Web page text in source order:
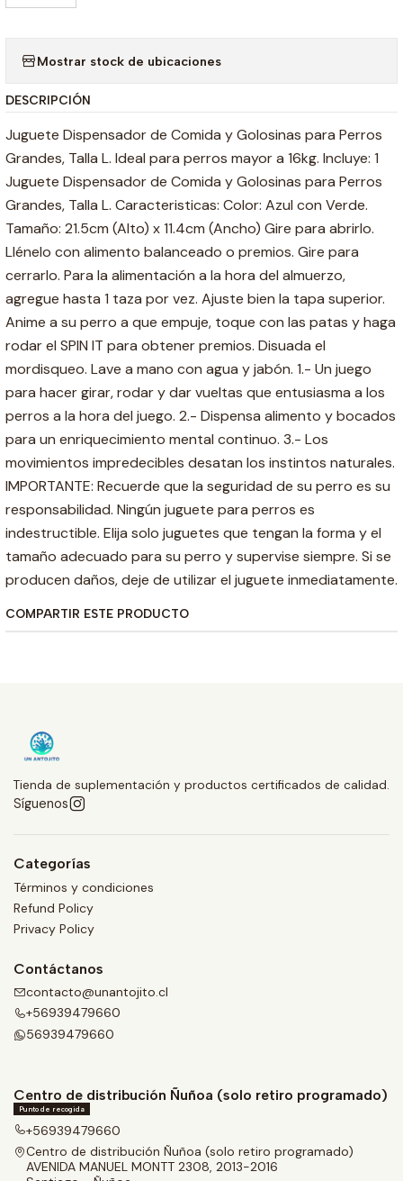
Mostrar stock de ubicaciones
DESCRIPCIÓN
Juguete Dispensador de Comida y Golosinas para Perros
Grandes, Talla L. Ideal para perros mayor a 16kg. Incluye: 1
Juguete Dispensador de Comida y Golosinas para Perros
Grandes, Talla L. Caracteristicas: Color: Azul con Verde.
Tamaño: 21.5cm (Alto) x 11.4cm (Ancho) Gire para abrirlo.
Llénelo con alimento balanceado o premios. Gire para
cerrarlo. Para la alimentación a la hora del almuerzo,
agregue hasta 1 taza por vez. Ajuste bien la tapa superior.
Anime a su perro a que empuje, toque con las patas y haga
rodar el SPIN IT para obtener premios. Disuada el
mordisqueo. Lave a mano con agua y jabón. 1.- Un juego
para hacer girar, rodar y dar vueltas que entusiasma a los
perros a la hora del juego. 2.- Dispensa alimento y bocados
para un enriquecimiento mental continuo. 3.- Los
movimientos impredecibles desatan los instintos naturales.
IMPORTANTE: Recuerde que la seguridad de su perro es su
responsabilidad. Ningún juguete para perros es
indestructible. Elija solo juguetes que tengan la forma y el
tamaño adecuado para su perro y supervise siempre. Si se
producen daños, deje de utilizar el juguete inmediatamente.
COMPARTIR ESTE PRODUCTO
Tienda de suplementación y productos certificados de calidad.
Síguenos
Categorías
Términos y condiciones
Refund Policy
Privacy Policy
Contáctanos
contacto@unantojito.cl
+56939479660
56939479660
Centro de distribución Ñuñoa (solo retiro programado)
Punto de recogida
+56939479660
Centro de distribución Ñuñoa (solo retiro programado)
AVENIDA MANUEL MONTT 2308, 2013-2016